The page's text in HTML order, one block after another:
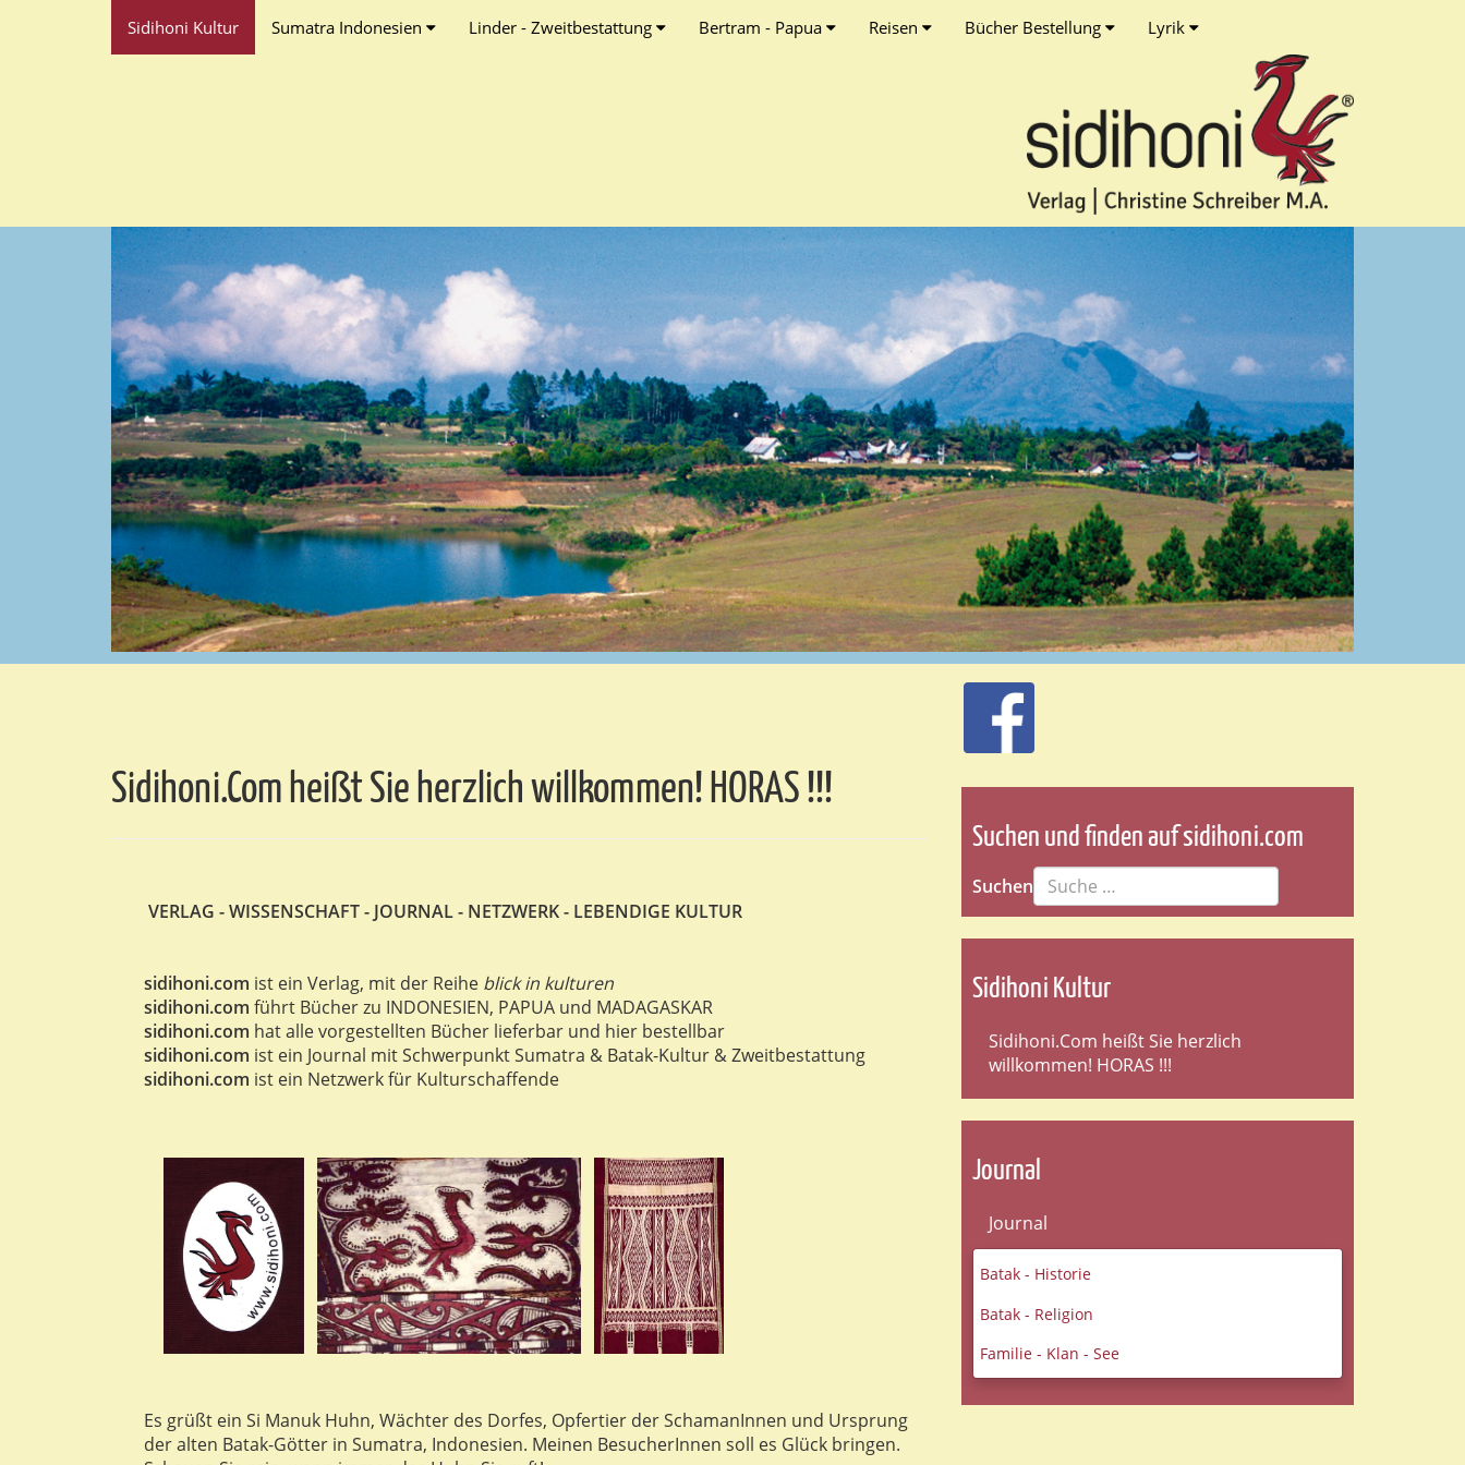
Sidihoni Kultur Sumatra Indonesien Linder - Zweitbestattung Bertram - Papua Reisen Bücher Bestellung Lyrik
Sidihoni.Com heißt Sie herzlich willkommen! HORAS !!!
VERLAG - WISSENSCHAFT - JOURNAL - NETZWERK - LEBENDIGE KULTUR
sidihoni.com ist ein Verlag, mit der Reihe blick in kulturen
sidihoni.com führt Bücher zu INDONESIEN, PAPUA und MADAGASKAR
sidihoni.com hat alle vorgestellten Bücher lieferbar und hier bestellbar
sidihoni.com ist ein Journal mit Schwerpunkt Sumatra & Batak-Kultur & Zweitbestattung
sidihoni.com ist ein Netzwerk für Kulturschaffende
Es grüßt ein Si Manuk Huhn, Wächter des Dorfes, Opfertier der SchamanInnen und Ursprung
der alten Batak-Götter in Sumatra, Indonesien. Meinen BesucherInnen soll es Glück bringen.
Suchen und finden auf sidihoni.com
Suchen
Sidihoni Kultur
Sidihoni.Com heißt Sie herzlich
willkommen! HORAS !!!
Journal
Journal
Batak - Historie
Batak - Religion
Familie - Klan - See